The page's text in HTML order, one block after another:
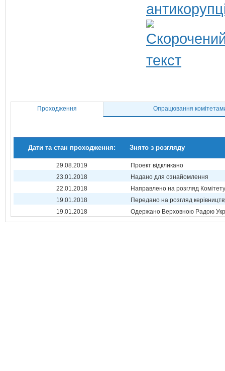
Проходження Опрацювання
Дати та стан проходження: Знято з розгляду
29.08.2019
Проект відкликано
23.01.2018
Надано для ознайомлення
22.01.2018
Направлено на розгляд Комітету
19.01.2018
Передано на розгляд
19.01.2018
Одержано Верховною Радою